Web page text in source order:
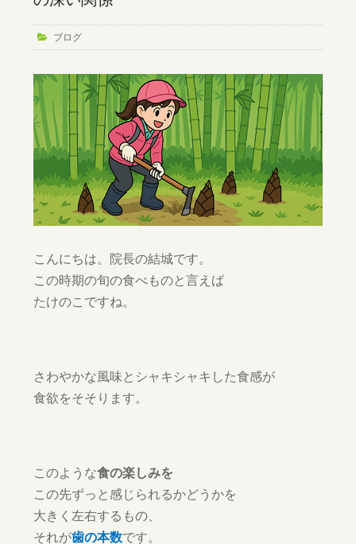
ブログ
こんにちは。院長の結城です。
この時期の旬の食べものと言えば
たけのこですね。
さわやかな風味とシャキシャキした食感が
食欲をそそります。
このような食の楽しみを
この先ずっと感じられるかどうかを
大きく左右するもの、
それが歯の本数です。